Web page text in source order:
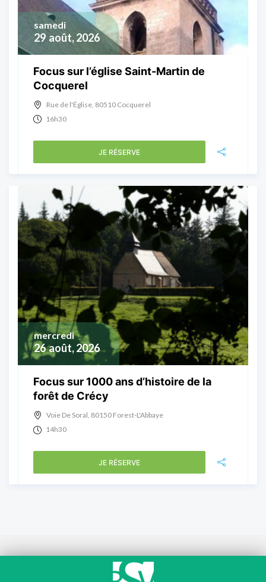
29 août, 2026
samedi
Focus sur l’église Saint-Martin de
Cocquerel
Rue de l'Église, 80510 Cocquerel
16h30
JE RÉSERVE
26 août, 2026
mercredi
Focus sur 1000 ans d’histoire de la
forêt de Crécy
Voie De Soral, 80150 Forest-L'Abbaye
14h30
JE RÉSERVE